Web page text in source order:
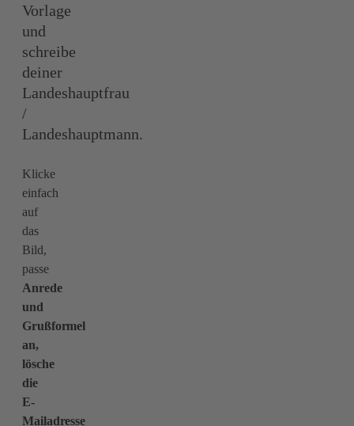
Vorlage
und
schreibe
deiner
Landeshauptfrau
/
Landeshauptmann.
Klicke
einfach
auf
das
Bild,
passe
Anrede
und
Grußformel
an,
lösche
die
E-
Mailadresse